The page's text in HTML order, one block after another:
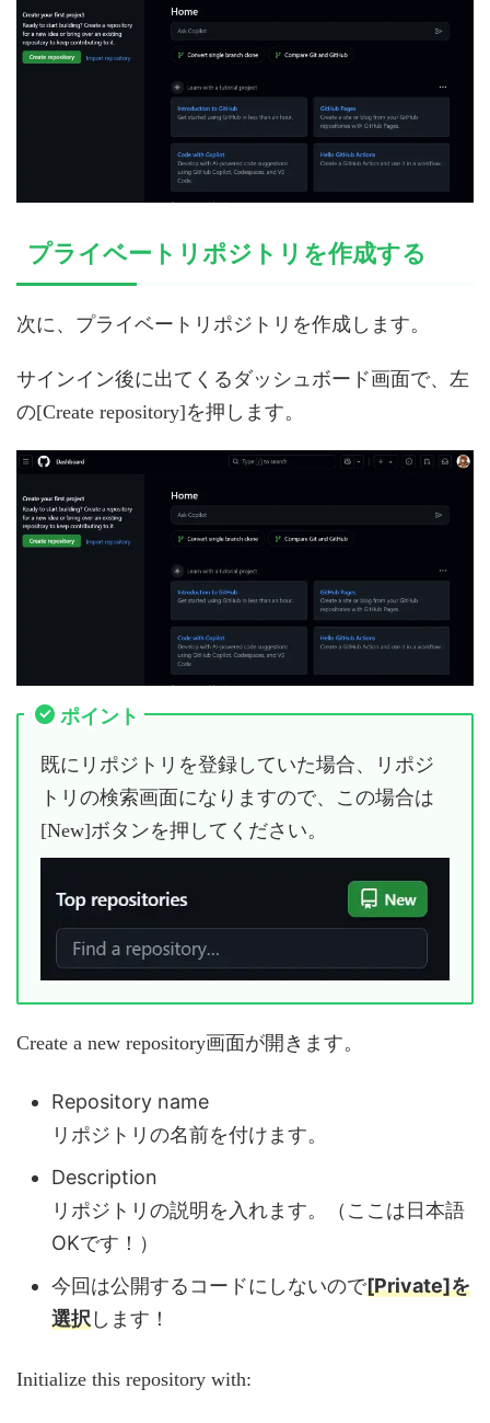
プライベートリポジトリを作成する
次に、プライベートリポジトリを作成します。
サインイン後に出てくるダッシュボード画面で、左
の[Create repository]を押します。
ポイント
既にリポジトリを登録していた場合、リポジ
トリの検索画面になりますので、この場合は
[New]ボタンを押してください。
Create a new repository画面が開きます。
Repository name
リポジトリの名前を付けます。
Description
リポジトリの説明を入れます。（ここは日本語
OKです！）
今回は公開するコードにしないので[Private]を
選択します！
Initialize this repository with: